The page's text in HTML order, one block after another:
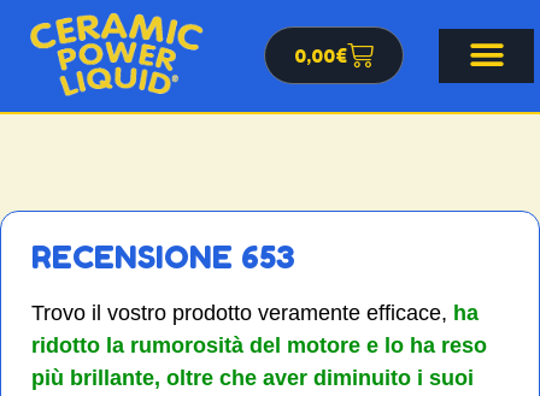
0,00€
RECENSIONE 653
Trovo il vostro prodotto veramente efficace, ha
ridotto la rumorosità del motore e lo ha reso
più brillante, oltre che aver diminuito i suoi